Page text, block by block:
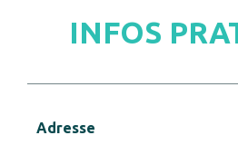
INFOS
Adresse